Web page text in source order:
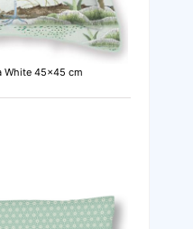
White 45x45 cm